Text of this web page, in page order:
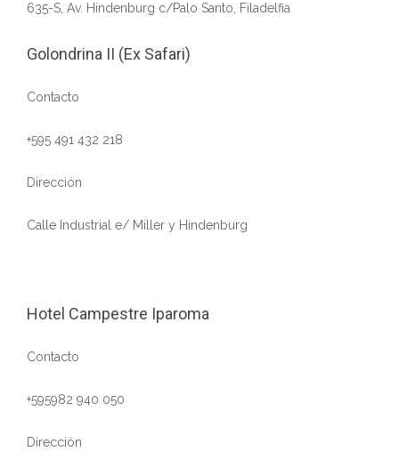
635-S, Av. Hindenburg c/Palo Santo, Filadelfia
Golondrina II (Ex Safari)
Contacto
+595 491 432 218
Dirección
Calle Industrial e/ Miller y Hindenburg
Hotel Campestre Iparoma
Contacto
+595982 940 050
Dirección